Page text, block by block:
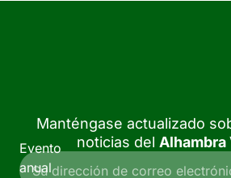
Evento
anual
Manténgase actualizado
noticias del Alhambra